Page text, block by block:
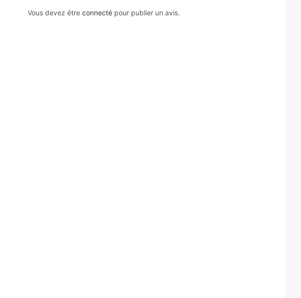
Vous devez être connectépour publier un avis.